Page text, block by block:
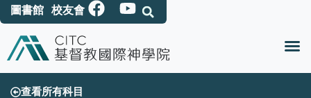
圖書館 校友會
查看所有科目